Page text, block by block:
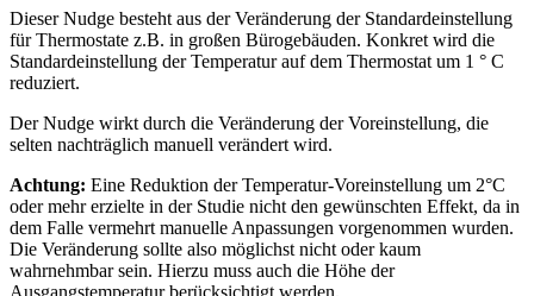
Dieser Nudge besteht aus der Veränderung der Standardeinstellung
für Thermostate z.B. in großen Bürogebäuden. Konkret wird die
Standardeinstellung der Temperatur auf dem Thermostat um 1 ° C
reduziert.
Der Nudge wirkt durch die Veränderung der Voreinstellung, die
selten nachträglich manuell verändert wird.
Achtung: Eine Reduktion der Temperatur-Voreinstellung um 2°C
oder mehr erzielte in der Studie nicht den gewünschten Effekt, da in
dem Falle vermehrt manuelle Anpassungen vorgenommen wurden.
Die Veränderung sollte also möglichst nicht oder kaum
wahrnehmbar sein. Hierzu muss auch die Höhe der